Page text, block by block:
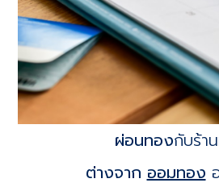
ผ่อนทองกับร้า
ต่างจาก ออมทอง